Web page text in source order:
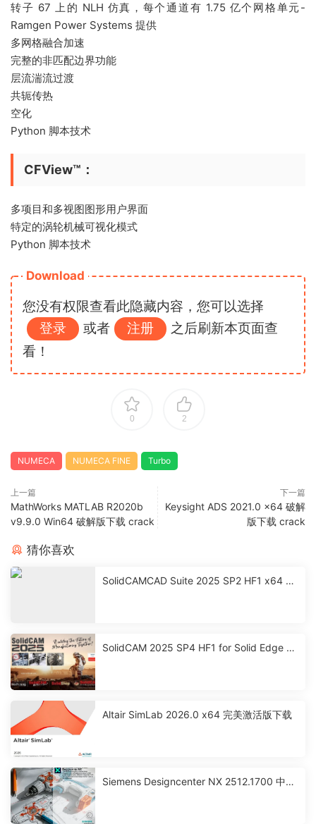
转子 67 上的 NLH 仿真，每个通道有 1.75 亿个网格单元-
Ramgen Power Systems 提供
多网格融合加速
完整的非匹配边界功能
层流湍流过渡
共轭传热
空化
Python 脚本技术
CFView™：
多项目和多视图图形用户界面
特定的涡轮机械可视化模式
Python 脚本技术
Download
您没有权限查看此隐藏内容，您可以选择
登录
或者 注册
之后刷新本页面查
看！
0 2
NUMECA NUMECA FINE Turbo
上一篇
MathWorks MATLAB R2020b
v9.9.0 Win64 破解版下载 crack
下一篇
Keysight ADS 2021.0 x64 破解
版下载 crack
猜你喜欢
SolidCAMCAD Suite 2025 SP2 HF1 x64 激
SolidCAM 2025 SP4 HF1 for Solid Edge 激
Altair SimLab 2026.0 x64 完美激活版下载
Siemens Designcenter NX 2512.1700 中文